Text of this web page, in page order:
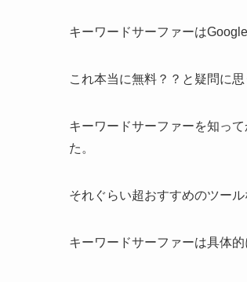
キーワードサーファーは
これ本当に無料？？と疑問に
キーワードサーファーを知っ
た。
それぐらい超おすすめのツール
キーワードサーファーは具体